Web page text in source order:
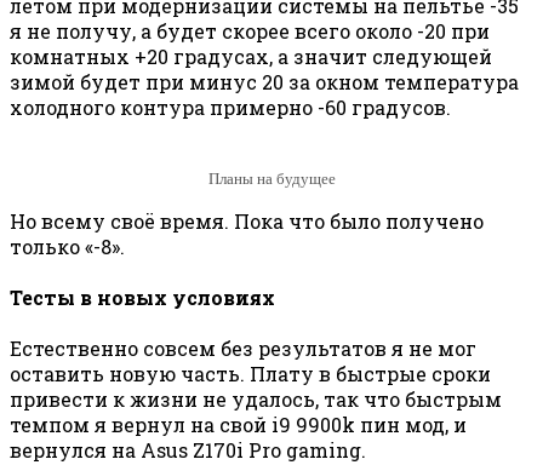
летом при модернизации системы на пельтье -35
я не получу, а будет скорее всего около -20 при
комнатных +20 градусах, а значит следующей
зимой будет при минус 20 за окном температура
холодного контура примерно -60 градусов.
Планы на будущее
Но всему своё время. Пока что было получено
только «-8».
Тесты в новых условиях
Естественно совсем без результатов я не мог
оставить новую часть. Плату в быстрые сроки
привести к жизни не удалось, так что быстрым
темпом я вернул на свой i9 9900k пин мод, и
вернулся на Asus Z170i Pro gaming.